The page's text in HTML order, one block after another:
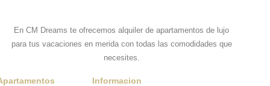
En CM Dreams te ofrecemos alquiler de apartamentos de lujo
para tus vacaciones en merida con todas las comodidades que
necesites.
Informacion